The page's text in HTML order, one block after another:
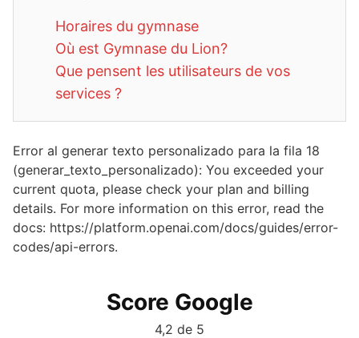
Horaires du gymnase
Où est Gymnase du Lion?
Que pensent les utilisateurs de vos
services ?
Error al generar texto personalizado para la fila 18
(generar_texto_personalizado): You exceeded your
current quota, please check your plan and billing
details. For more information on this error, read the
docs: https://platform.openai.com/docs/guides/error-
codes/api-errors.
Score Google
4,2 de 5